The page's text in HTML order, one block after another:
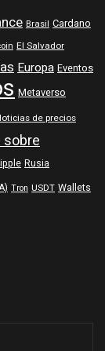
Brasil Cardano
El Salvador
Europa Eventos
Metaverso
de precios
Rusia
Tron USDT Wallets